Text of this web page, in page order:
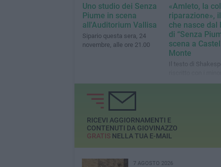
Uno studio dei Senza
Piume in scena
all'Auditorium Vallisa
Sipario questa sera, 24
novembre, alle ore 21.00
«Amleto, la
riparazione»,
che nasce dal
di “Senza
scena a Castel
Monte
Il testo di
riscritto con i
hanno incontrato
RICEVI AGGIORNAMENTI E
CONTENUTI DA GIOVINAZZO
GRATISNELLA TUA E-MAIL
7 AGOSTO 2026